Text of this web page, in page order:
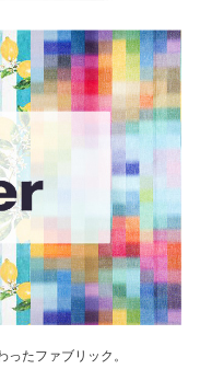
たファブリック。